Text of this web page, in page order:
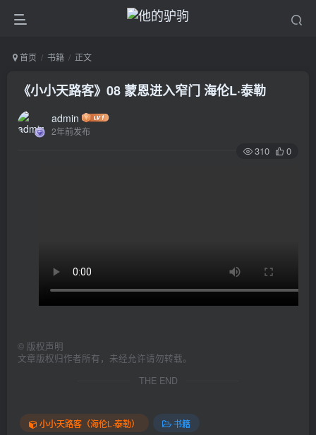
首页 书籍 正文
《小小天路客》08 蒙恩进入窄门 海伦L·泰勒
admin
2年前发布
310 0
© 版权声明
文章版权归作者所有，未经允许请勿转载。
THE END
小小天路客（海伦L·泰勒） 书籍